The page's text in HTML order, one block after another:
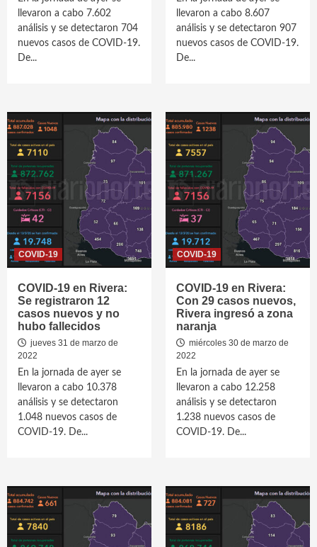
llevaron a cabo 7.602
análisis y se detectaron 704
nuevos casos de COVID-19.
De...
llevaron a cabo 8.607
análisis y se detectaron 907
nuevos casos de COVID-19.
De...
COVID-19
COVID-19 en Rivera:
Se registraron 12
casos nuevos y no
hubo fallecidos
jueves 31 de marzo de
2022
En la jornada de ayer se
llevaron a cabo 10.378
análisis y se detectaron
1.048 nuevos casos de
COVID-19. De...
COVID-19
COVID-19 en Rivera:
Con 29 casos nuevos,
Rivera ingresó a zona
naranja
miércoles 30 de marzo de
2022
En la jornada de ayer se
llevaron a cabo 12.258
análisis y se detectaron
1.238 nuevos casos de
COVID-19. De...